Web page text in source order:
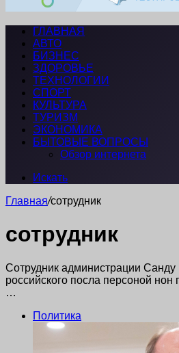
ГЛАВНАЯ
АВТО
БИЗНЕС
ЗДОРОВЬЕ
ТЕХНОЛОГИИ
СПОРТ
КУЛЬТУРА
ТУРИЗМ
ЭКОНОМИКА
БЫТОВЫЕ ВОПРОСЫ
Обзор интернета
Искать
Главная/сотрудник
сотрудник
Сотрудник администрации Санду
российского посла персоной
…
Политика